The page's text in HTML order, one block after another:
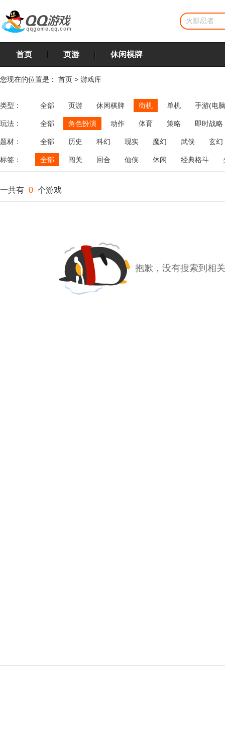
首页 页游 休闲棋牌
您现在的位置是： 首页 > 游戏库
类型： 全部 页游 休闲棋牌 街机 单机 手游(电
玩法： 全部 角色扮演 动作 体育 策略
即时战略
飞行
恋爱 第三人称射击 棋类 牌类 麻将
题材： 全部 历史 科幻 现实 魔幻 武侠 玄幻
标签： 全部 闯关 回合 仙侠 休闲 经典格斗
一共有 0 个游戏
抱歉，没有搜索到相